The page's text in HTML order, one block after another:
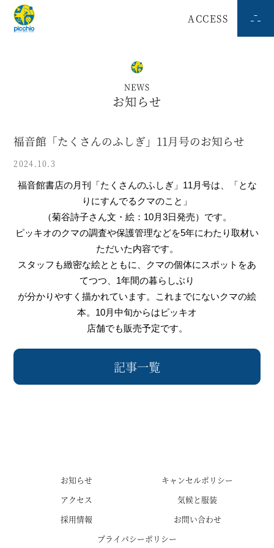
ACCESS
NEWS
お知らせ
福音館「たくさんのふしぎ」11月号のお知らせ
2024.10.3
福音館書店の月刊「たくさんのふしぎ」11月号は、「とな
りにすんでるクマのこと」
（菊谷詩子さん文・絵：10月3日発売）です。
ピッキオのクマの調査や保護管理などを5年にわたり取材い
ただいた内容です。
スタッフも緻密な絵とともに、クマの個体にスポットをあ
てつつ、 1年間の暮らしぶり
が分かりやすく描かれています。これまでにないクマの絵
本。 10月中旬からはピッキオ
店舗でも販売予定です。
記事一覧
お知らせ
キャンセルポリシー
アクセス
気候と服装
採用情報
お問い合わせ
プライバシーポリシー